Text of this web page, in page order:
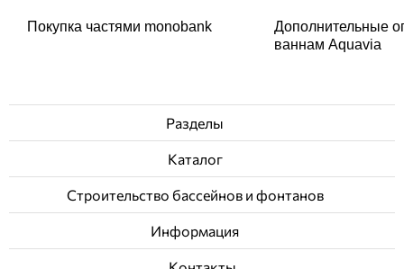
Покупка частями monobank
Дополнительные
ваннам Aquavia
Разделы
Каталог
Строительство бассейнов и фонтанов
Информация